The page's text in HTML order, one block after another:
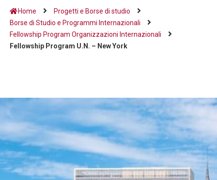
Home
Progetti e Borse di studio
Borse di Studio e Programmi Internazionali
Fellowship Program Organizzazioni Internazionali
Fellowship Program U.N. – New York
U.N. – New York